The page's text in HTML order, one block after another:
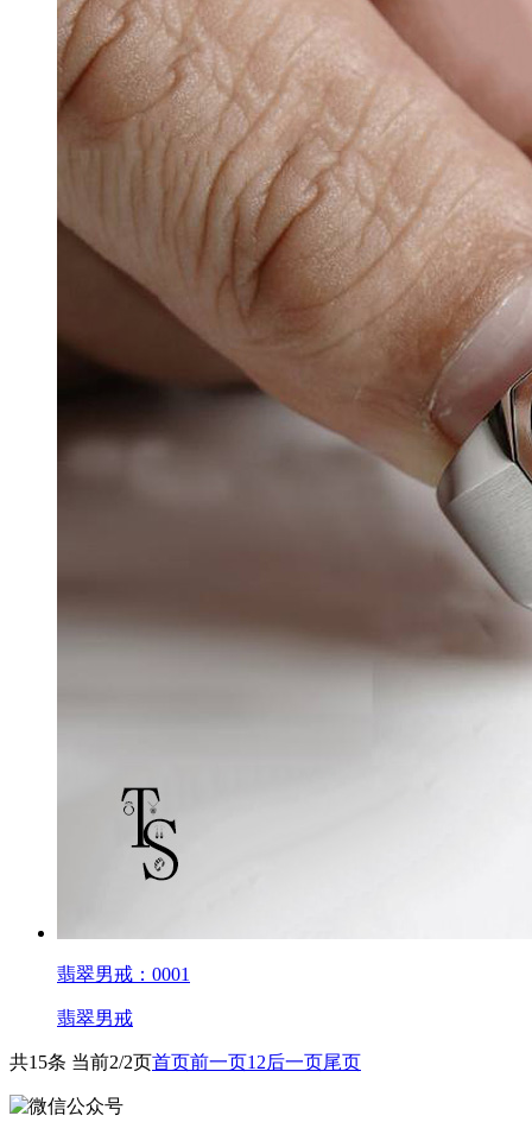
翡翠男戒：0001
翡翠男戒
共15条 当前2/2页首页前一页1 2后一页尾页